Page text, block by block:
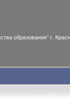
образования" г.